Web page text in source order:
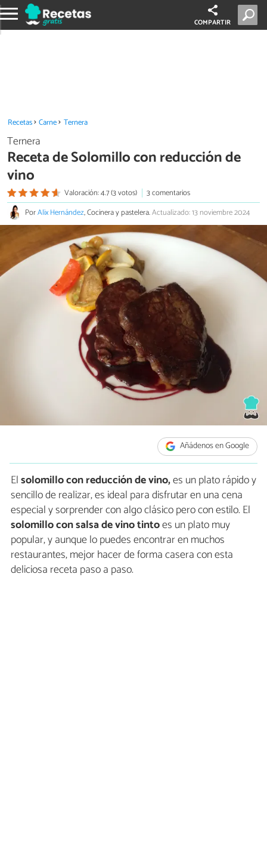
COMPARTIR
Recetas Carne Ternera
Ternera
Receta de Solomillo con reducción de
vino
Valoración: 4.7 (3 votos)
3 comentarios
PorAlix Hernández, Cocinera y pastelera.Actualizado: 13 noviembre 2024
Añádenos en Google
Elsolomillo con reducción de vino,es un plato rápido y
sencillo de realizar, es ideal para disfrutar en una cena
especial y sorprender con algo clásico pero con estilo. El
solomillo con salsa de vino tintoes un plato muy
popular, y aunque lo puedes encontrar en muchos
restaurantes, mejor hacer de forma casera con esta
deliciosa receta paso a paso.